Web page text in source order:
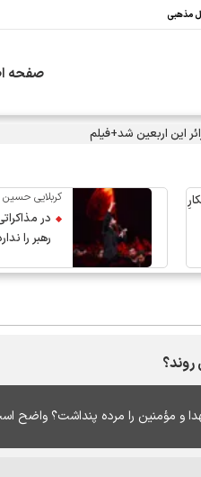
مذهبی
صفحه
این اربعین شد+فیلم
با ۴راهکارِ
کربلایی
در
رهبر را
و مؤمنين را مرده پنداشت؟